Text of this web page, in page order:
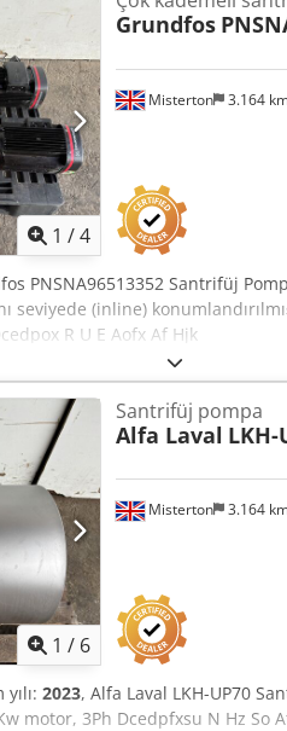
1 /4
Misterton 3.164
Grundfos
PNSNA96513352 Santrifüj
seviyede (inline)
R U E Aofx Af Hjk
1 / 6
Misterton 3.164
Santrifüj pompa
Alfa Laval LKH-
2023, Alfa Laval LKH-UP70
motor, 3Ph Dcedpfxsu N Hz So